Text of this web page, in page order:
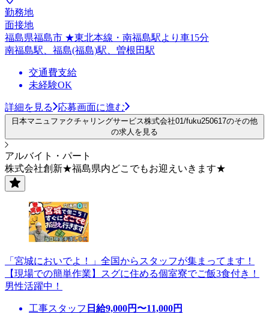
勤務地
面接地
福島県福島市 ★東北本線・南福島駅より車15分
南福島駅、福島(福島)駅、曽根田駅
交通費支給
未経験OK
詳細を見る 応募画面に進む
日本マニュファクチャリングサービス株式会社01/fuku250617のその他
の求人を見る
アルバイト・パート
株式会社創新★福島県内どこでもお迎えいきます★
「宮城においでよ！」全国からスタッフが集まってます！
【現場での簡単作業】スグに住める個室寮でご飯3食付き！
男性活躍中！
工事スタッフ 日給9,000円〜11,000円